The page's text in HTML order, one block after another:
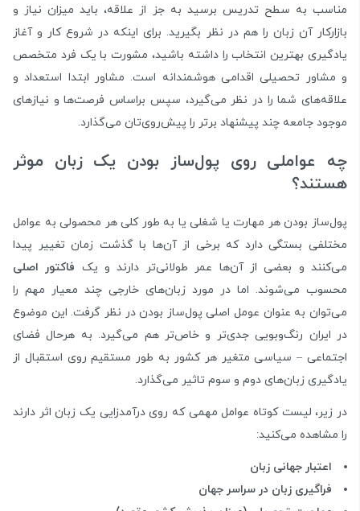
مناسب به سطح تدریس برسید به جز از علاقه، باید میزان نیاز و
بازارکار آن زبان را هم در نظر بگیرید. برای اینکه در شروع کار و آغاز
یادگیری بهترین انتخاب را داشته باشید، مشورت با یک فرد متخصص
و مشاور تحصیلی اقدامی هوشمندانه است. مشاور ابتدا استعداد و
علاقه‌های شما را در نظر می‌گیرد، سپس براساس فرصت‌ها و نیازهای
موجود جامعه چند پیشنهاد برتر را پیش‌‌روی‌تان می‌گذارد.
چه عواملی روی پول‌ساز بودن یک زبان موثر
هستند؟
پول‌ساز بودن هر مهارت یا شغلی یا به طور کلی هر محصولی به عوامل
مختلفی بستگی دارد که برخی از آن‌ها با گذشت زمان تغییر پیدا
می‌کنند و بعضی از آن‌ها عمر طولانی‌تر دارند و یک فاکتور اصلی
محسوب می‌شوند. اما در مورد زبان‌های خارجی چند معیار مهم را
می‌توان به عنوان عومل اصلی پول‌ساز بودن در نظر گرفت. این موضوع
در ایران رنگ‌وبویی جدی‌تر و خاص‌تر هم می‌گیرد. به هرحال فضای
اجتماعی – سیاسی متغیر هر کشور به طور مستقیم روی استقبال از
یادگیری زبان‌های دوم و سوم تاثیر می‌گذارد.
در زیر، لیست کوتاه عوامل مهمی که روی درآمدزایی یک زبان اثر دارند
را مشاهده می‌کنید:
اعتبار جهانی زبان
فراگیری زبان در سراسر جهان